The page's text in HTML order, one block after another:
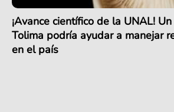
¡Avance científico de la UNAL!
Tolima podría ayudar a manejar
en el país